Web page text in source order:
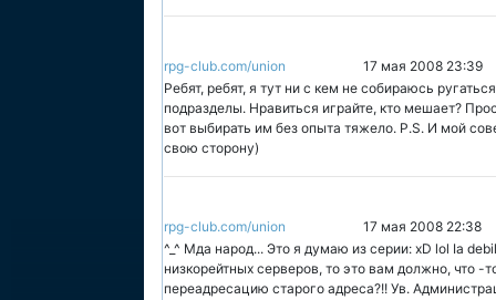
rpg-club.com/union
17 мая 2008 23:39
Ребят, ребят, я тут ни с кем не собираюсь
подразделы. Нравиться играйте, кто мешает?
вот выбирать им без опыта тяжело. P.S. И мой
свою сторону)
rpg-club.com/union
17 мая 2008 22:38
^_^ Мда народ... Это я думаю из серии: xD lol Ia
низкорейтных серверов, то это вам должно, что
переадресацию старого адреса?!! Ув.